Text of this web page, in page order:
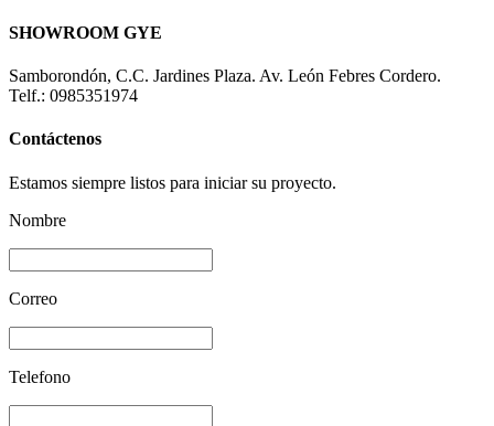
SHOWROOM GYE
Samborondón, C.C. Jardines Plaza. Av. León Febres Cordero.
Telf.: 0985351974
Contáctenos
Estamos siempre listos para iniciar su proyecto.
Nombre
Correo
Telefono